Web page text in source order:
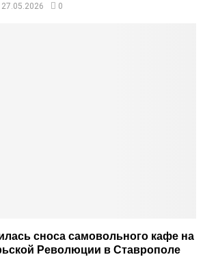
27.05.2026 0
сноса самовольного кафе на
Революции в Ставрополе